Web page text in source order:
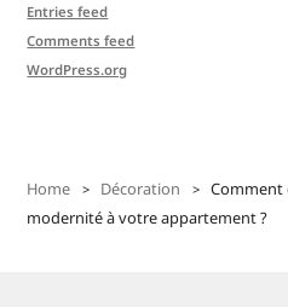
Entries feed
Comments feed
WordPress.org
Home Décoration
Comment
modernité à votre appartement ?